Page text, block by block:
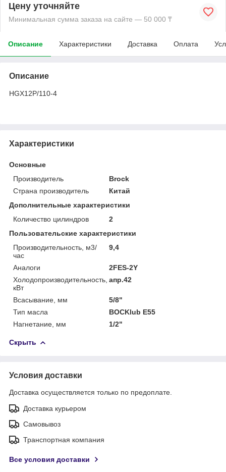
Цену уточняйте
Минимальная сумма заказа на сайте — 50 000 ₸
Описание Характеристики Доставка Оплата
Описание
HGX12P/110-4
Характеристики
Основные
Производитель
Brock
Страна производитель
Китай
Дополнительные характеристики
Количество цилиндров
2
Пользовательские характеристики
Производительность, м3/
час
9,4
Аналоги
2FES-2Y
Холодопроизводительность,
кВт
апр.42
Всасывание, мм
5/8"
Тип масла
BOCKlub E55
Нагнетание, мм
1/2"
Скрыть
Условия доставки
Доставка осуществляется только по предоплате.
Доставка курьером
Самовывоз
Транспортная компания
Все условия доставки